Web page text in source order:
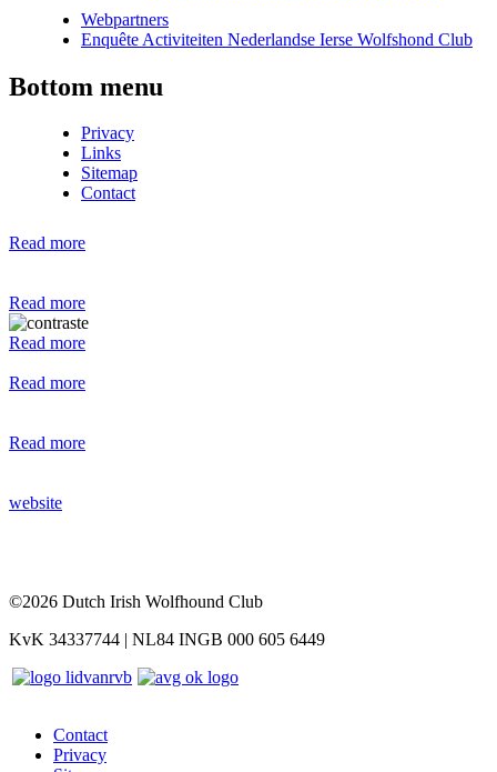
Webpartners
Enquête Activiteiten Nederlandse Ierse Wolfshond Club
Bottom menu
Privacy
Links
Sitemap
Contact
Read more
Read more
Read more
Read more
Read more
website
©2026 Dutch Irish Wolfhound Club
KvK 34337744 | NL84 INGB 000 605 6449
Contact
Privacy